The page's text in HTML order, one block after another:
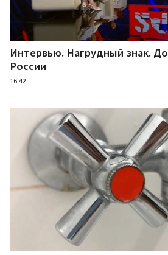
Интервью. Нагрудный знак.
России
16:42